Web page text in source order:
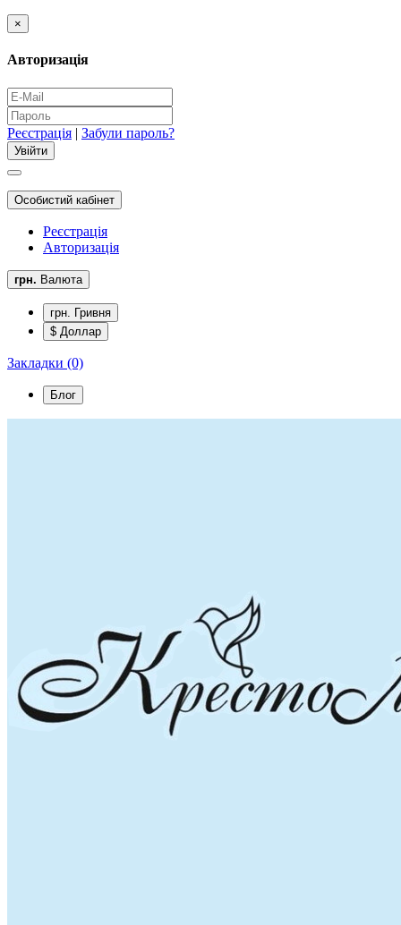
×
Авторизація
Реєстрація | Забули пароль?
Особистий кабінет
Реєстрація
Авторизація
грн. Валюта
грн. Гривня
$ Доллар
Закладки (0)
Блог